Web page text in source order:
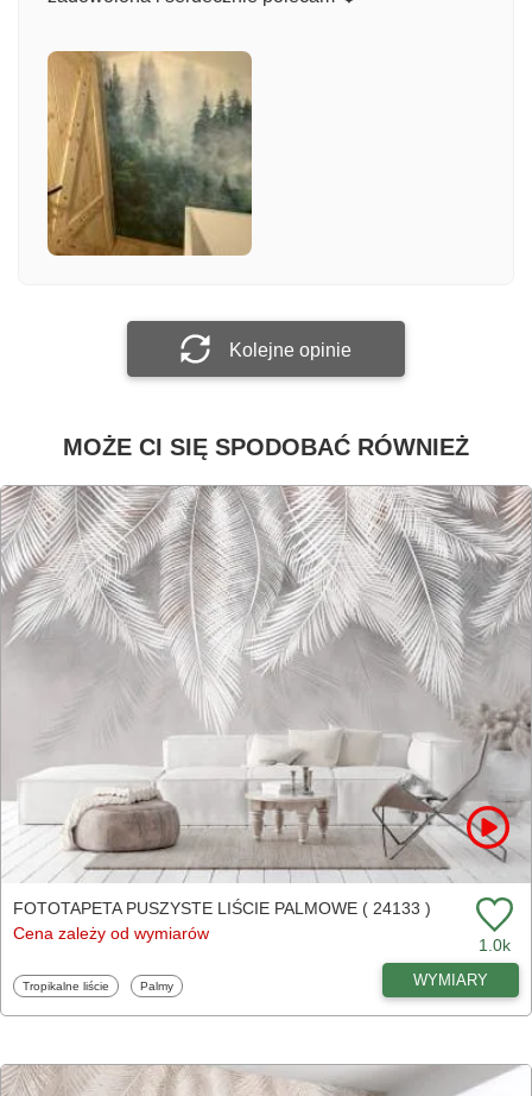
Załącz zdjęcie
Kolejne opinie
MOŻE CI SIĘ SPODOBAĆ RÓWNIEŻ
FOTOTAPETA PUSZYSTE LIŚCIE PALMOWE ( 24133 )
Cena zależy od wymiarów
1.0k
Fototapety
Tropikalne liście Fototapety
Palmy WYMIARY